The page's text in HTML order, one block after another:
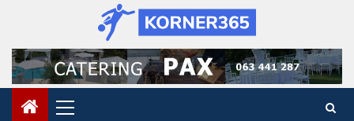
content
Primary